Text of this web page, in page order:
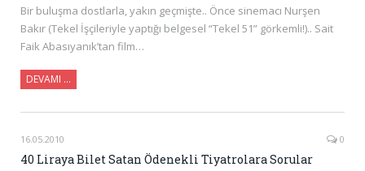
Bir buluşma dostlarla, yakın geçmişte.. Önce sinemacı Nurşen
Bakır (Tekel İşçileriyle yaptığı belgesel “Tekel 51” görkemli!).. Sait
Faik Abasıyanık’tan film…
DEVAMI …
16.05.2010 0
40 Liraya Bilet Satan Ödenekli Tiyatrolara Sorular